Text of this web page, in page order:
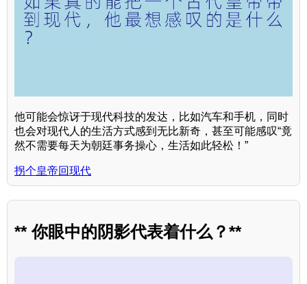
他可能会惊讶于现代科技的发达，比如汽车和手机，同时
也会对现代人的生活方式感到无比新奇，甚至可能感叹“竟
然不需要每天为朝廷事务操心，生活如此轻松！”
拐个皇帝回现代
** 你眼中的阴影代表着什么？**